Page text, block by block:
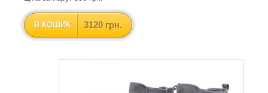
В КОШИК 3120 грн.